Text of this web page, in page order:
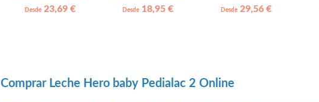
Desde23,69 €
OPTIPRO 2 Nestlé
Desde 18,95 € Desde 29,56 €
Comprar Leche Hero baby Pedialac 2 Online